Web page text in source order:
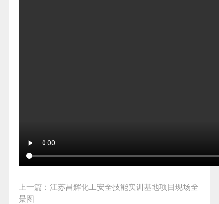
上一篇： 江苏昌辉化工安全技能实训基地项目现场全
景图